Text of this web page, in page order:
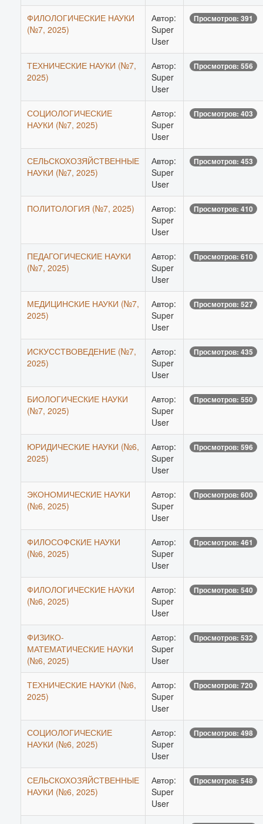
ФИЛОЛОГИЧЕСКИЕ НАУКИ
(№7, 2025)
Автор:
Super
User
Просмотров: 391
ТЕХНИЧЕСКИЕ НАУКИ (№7,
2025)
Автор:
Super
User
Просмотров: 556
СОЦИОЛОГИЧЕСКИЕ
НАУКИ (№7, 2025)
Автор:
Super
User
Просмотров: 403
СЕЛЬСКОХОЗЯЙСТВЕННЫЕ
НАУКИ (№7, 2025)
Автор:
Super
User
Просмотров: 453
ПОЛИТОЛОГИЯ (№7, 2025)
Автор:
Super
User
Просмотров: 410
ПЕДАГОГИЧЕСКИЕ НАУКИ
(№7, 2025)
Автор:
Super
User
Просмотров: 610
МЕДИЦИНСКИЕ НАУКИ (№7,
2025)
Автор:
Super
User
Просмотров: 527
ИСКУССТВОВЕДЕНИЕ (№7,
2025)
Автор:
Super
User
Просмотров: 435
БИОЛОГИЧЕСКИЕ НАУКИ
(№7, 2025)
Автор:
Super
User
Просмотров: 550
ЮРИДИЧЕСКИЕ НАУКИ (№6,
2025)
Автор:
Super
User
Просмотров: 596
ЭКОНОМИЧЕСКИЕ НАУКИ
(№6, 2025)
Автор:
Super
User
Просмотров: 600
ФИЛОСОФСКИЕ НАУКИ
(№6, 2025)
Автор:
Super
User
Просмотров: 461
ФИЛОЛОГИЧЕСКИЕ НАУКИ
(№6, 2025)
Автор:
Super
User
Просмотров: 540
ФИЗИКО-
МАТЕМАТИЧЕСКИЕ НАУКИ
(№6, 2025)
Автор:
Super
User
Просмотров: 532
ТЕХНИЧЕСКИЕ НАУКИ (№6,
2025)
Автор:
Super
User
Просмотров: 720
СОЦИОЛОГИЧЕСКИЕ
НАУКИ (№6, 2025)
Автор:
Super
User
Просмотров: 498
СЕЛЬСКОХОЗЯЙСТВЕННЫЕ
НАУКИ (№6, 2025)
Автор:
Super
User
Просмотров: 548